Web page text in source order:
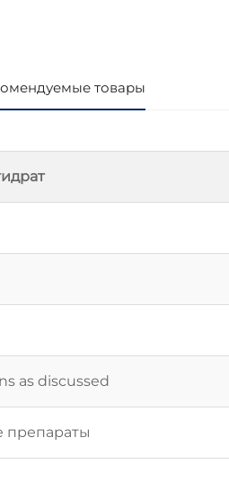
товары
as discussed
препараты